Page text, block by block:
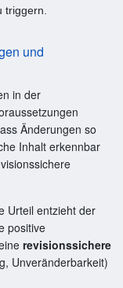
triggern.
und
in der
Änderungen so
Inhalt erkennbar
Urteil entzieht der
positive
revisionssichere
Unveränderbarkeit)